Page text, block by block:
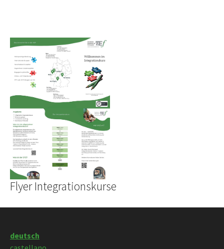
Show larger version
Flyer Integrationskurse
deutsch